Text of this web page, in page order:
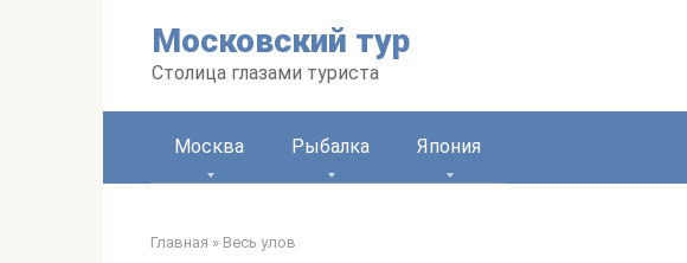
Московский тур
Столица глазами туриста
Москва Рыбалка Япония
Главная » Весь улов